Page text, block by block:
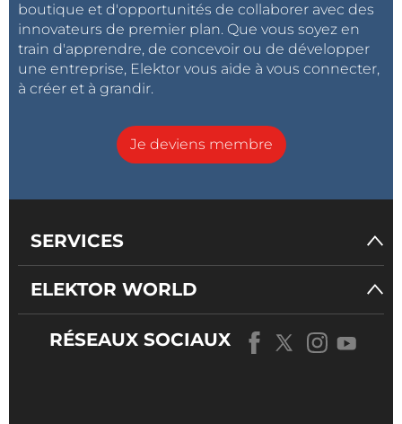
boutique et d'opportunités de collaborer avec des
innovateurs de premier plan. Que vous soyez en
train d'apprendre, de concevoir ou de développer
une entreprise, Elektor vous aide à vous connecter,
à créer et à grandir.
Je deviens membre
SERVICES
ELEKTOR WORLD
RÉSEAUX SOCIAUX